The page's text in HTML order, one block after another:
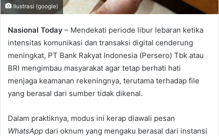
Ilustrasi (google)
Nasional Today – Mendekati periode libur lebaran ketika
intensitas komunikasi dan transaksi digital cenderung
meningkat, PT Bank Rakyat Indonesia (Persero) Tbk atau
BRI mengimbau masyarakat agar tetap berhati hati
menjaga keamanan rekeningnya, terutama terhadap file
yang berasal dari sumber tidak dikenal.
Dalam praktiknya, modus ini kerap diawali pesan
WhatsApp dari oknum yang mengaku berasal dari instansi